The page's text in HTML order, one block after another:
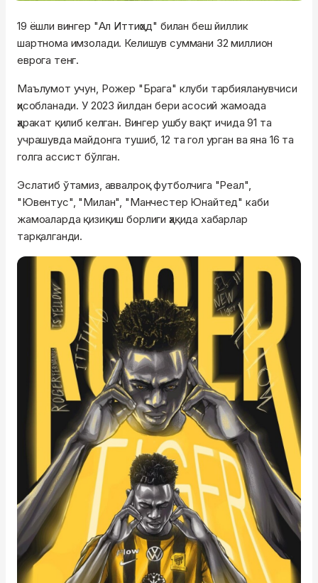
19 ёшли вингер "Ал Иттиҳод" билан беш йиллик
шартнома имзолади. Келишув суммани 32 миллион
еврога тенг.
Маълумот учун, Рожер "Брага" клуби тарбияланувчиси
ҳисобланади. У 2023 йилдан бери асосий жамоада
ҳаракат қилиб келган. Вингер ушбу вақт ичида 91 та
учрашувда майдонга тушиб, 12 та гол урган ва яна 16 та
голга ассист бўлган.
Эслатиб ўтамиз, аввалроқ футболчига "Реал",
"Ювентус", "Милан", "Манчестер Юнайтед" каби
жамоаларда қизиқиш борлиги ҳақида хабарлар
тарқалганди.